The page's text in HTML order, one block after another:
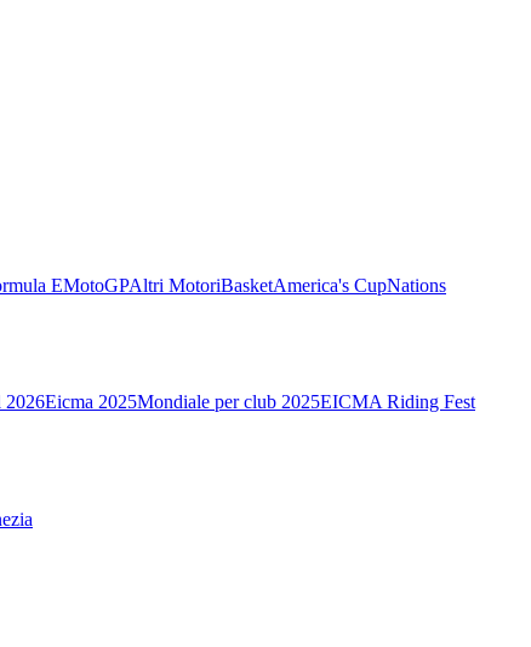
EMotoGPAltri MotoriBasketAmerica's CupNations
2026Eicma 2025Mondiale per club 2025EICMA Riding Fest